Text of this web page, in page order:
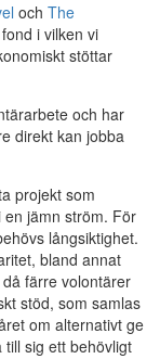
och The
i vilken vi
stöttar
och har
direkt kan jobba
projekt som
jämn ström. För
långsiktighet.
bland annat
färre volontärer
stöd, som samlas
om alternativt ge
sig ett behövligt